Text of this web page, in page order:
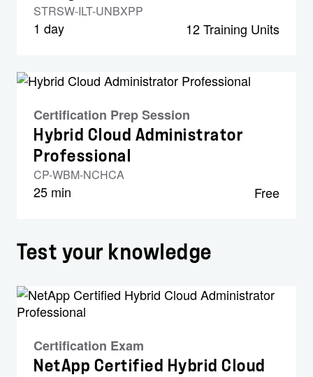
STRSW-ILT-UNBXPP
1 day 12 Training Units
Certification Prep Session
Hybrid Cloud Administrator
Professional
CP-WBM-NCHCA
25 min Free
Test your knowledge
Certification Exam
NetApp Certified Hybrid Cloud